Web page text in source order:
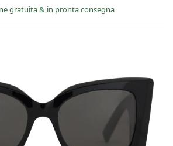
gratuita& in pronta consegna